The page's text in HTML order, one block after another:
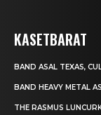
KASETBARAT
BAND ASAL TEXAS,
BAND HEAVY METAL
THE RASMUS